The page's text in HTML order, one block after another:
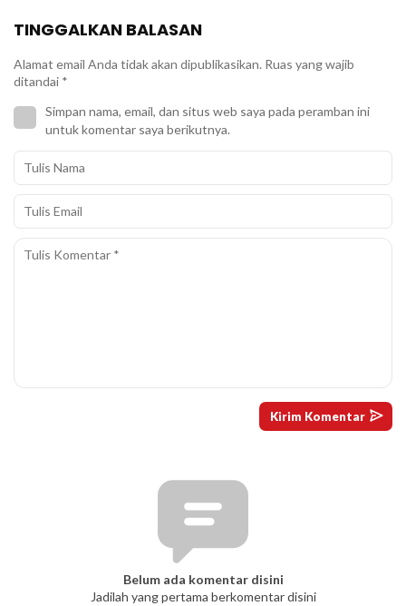
TINGGALKAN BALASAN
Alamat email Anda tidak akan dipublikasikan. Ruas yang wajib
ditandai *
Simpan nama, email, dan situs web saya pada peramban ini
untuk komentar saya berikutnya.
Belum ada komentar disini
Jadilah yang pertama berkomentar disini